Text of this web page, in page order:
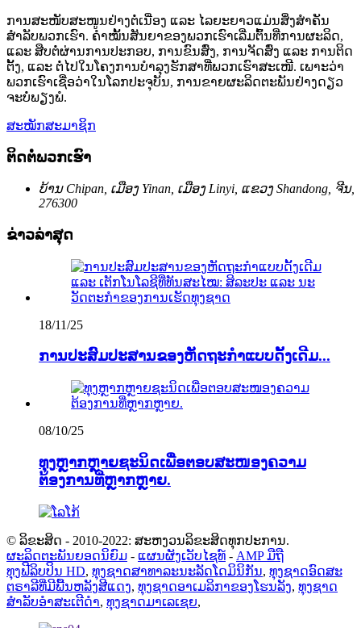
ການສະໜັບສະໜູນຢ່າງຕໍ່ເນື່ອງ ແລະ ໄລຍະຍາວແມ່ນສິ່ງສຳຄັນ
ສຳລັບພວກເຮົາ. ຄຳໝັ້ນສັນຍາຂອງພວກເຮົາເລີ່ມຕົ້ນທີ່ການຜະລິດ,
ແລະ ສືບຕໍ່ຜ່ານການປະກອບ, ການຂົນສົ່ງ, ການຈັດສົ່ງ ແລະ ການຕິດ
ຕັ້ງ, ແລະ ຕໍ່ໄປໃນໂຄງການບຳລຸງຮັກສາທີ່ພວກເຮົາສະເໜີ. ເພາະວ່າ
ພວກເຮົາເຊື່ອວ່າໃນໂລກປະຈຸບັນ, ການຂາຍຜະລິດຕະພັນຢ່າງດຽວ
ຈະບໍ່ພຽງພໍ.
ສະໝັກສະມາຊິກ
ຕິດຕໍ່ພວກເຮົາ
ບ້ານ Chipan, ເມືອງ Yinan, ເມືອງ Linyi, ແຂວງ Shandong, ຈີນ,
276300
ຂ່າວລ່າສຸດ
18/11/25
ການປະສົມປະສານຂອງຫັດຖະກຳແບບດັ້ງເດີມ...
08/10/25
ທຸງຫຼາກຫຼາຍຊະນິດເພື່ອຕອບສະໜອງຄວາມ
ຕ້ອງການທີ່ຫຼາກຫຼາຍ.
© ລິຂະສິດ - 2010-2022: ສະຫງວນລິຂະສິດທຸກປະການ.
ຜະລິດຕະພັນຍອດນິຍົມ - ແຜນຜັງເວັບໄຊທ໌ - AMP ມືຖື
ທຸງຟີລິບປິນ HD, ທຸງຊາດສາທາລະນະລັດໂດມິນິກັນ, ທຸງຊາດອົດສະ
ຕຣາລີທີ່ມີພື້ນຫລັງສີແດງ, ທຸງຊາດອາເມລິກາຂອງໂຮນລັງ, ທຸງຊາດ
ສຳລັບອຳສະເຕີດຳ, ທຸງຊາດມາເລເຊຍ,